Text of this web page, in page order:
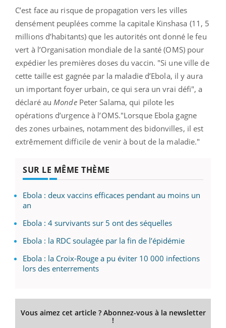
C’est face au risque de propagation vers les villes
densément peuplées comme la capitale Kinshasa (11, 5
millions d’habitants) que les autorités ont donné le feu
vert à l’Organisation mondiale de la santé (OMS) pour
expédier les premières doses du vaccin. "Si une ville de
cette taille est gagnée par la maladie d’Ebola, il y aura
un important foyer urbain, ce qui sera un vrai défi", a
déclaré au MondePeter Salama, qui pilote les
opérations d’urgence à l’OMS."Lorsque Ebola gagne
des zones urbaines, notamment des bidonvilles, il est
extrêmement difficile de venir à bout de la maladie."
SUR LE MÊME THÈME
Ebola : deux vaccins efficaces pendant au moins un
an
Ebola : 4 survivants sur 5 ont des séquelles
Ebola : la RDC soulagée par la fin de l’épidémie
Ebola : la Croix-Rouge a pu éviter 10 000 infections
lors des enterrements
Vous aimez cet article ? Abonnez-vous à la newsletter
!